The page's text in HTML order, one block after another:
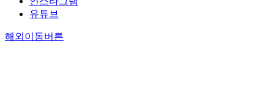
유튜브
해외이동버튼